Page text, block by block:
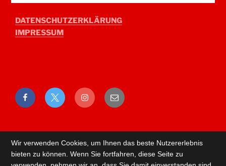
DATENSCHUTZERKLÄRUNG
IMPRESSUM
FacebookTwitter Instagram
E-
Mail
Wir verwenden Cookies, um Ihnen das beste Nutzererlebnis
bieten zu können. Wenn Sie fortfahren, diese Seite zu